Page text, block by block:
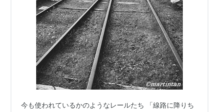
今も使われているかのようなレールたち 「線路に降りち